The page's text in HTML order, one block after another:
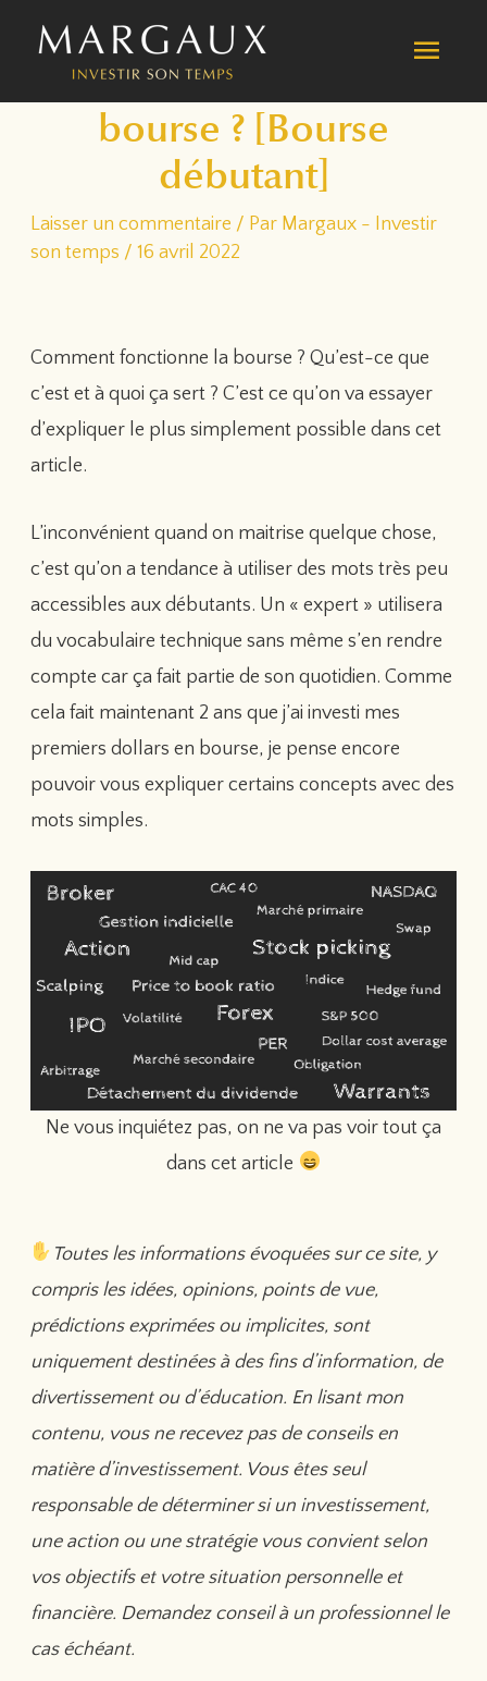
Comment fonctionne la
bourse ? [Bourse
débutant]
Laisser un commentaire / Par Margaux - Investir
son temps / 16 avril 2022
Comment fonctionne la bourse ? Qu’est-ce que
c’est et à quoi ça sert ? C’est ce qu’on va essayer
d’expliquer le plus simplement possible dans cet
article.
L’inconvénient quand on maitrise quelque chose,
c’est qu’on a tendance à utiliser des mots très peu
accessibles aux débutants. Un « expert » utilisera
du vocabulaire technique sans même s’en rendre
compte car ça fait partie de son quotidien. Comme
cela fait maintenant 2 ans que j’ai investi mes
premiers dollars en bourse, je pense encore
pouvoir vous expliquer certains concepts avec des
mots simples.
Ne vous inquiétez pas, on ne va pas voir tout ça
dans cet article
Toutes les informations évoquées sur ce site, y
compris les idées, opinions, points de vue,
prédictions exprimées ou implicites, sont
uniquement destinées à des fins d’information, de
divertissement ou d’éducation. En lisant mon
contenu, vous ne recevez pas de conseils en
matière d’investissement. Vous êtes seul
responsable de déterminer si un investissement,
une action ou une stratégie vous convient selon
vos objectifs et votre situation personnelle et
financière. Demandez conseil à un professionnel le
cas échéant.